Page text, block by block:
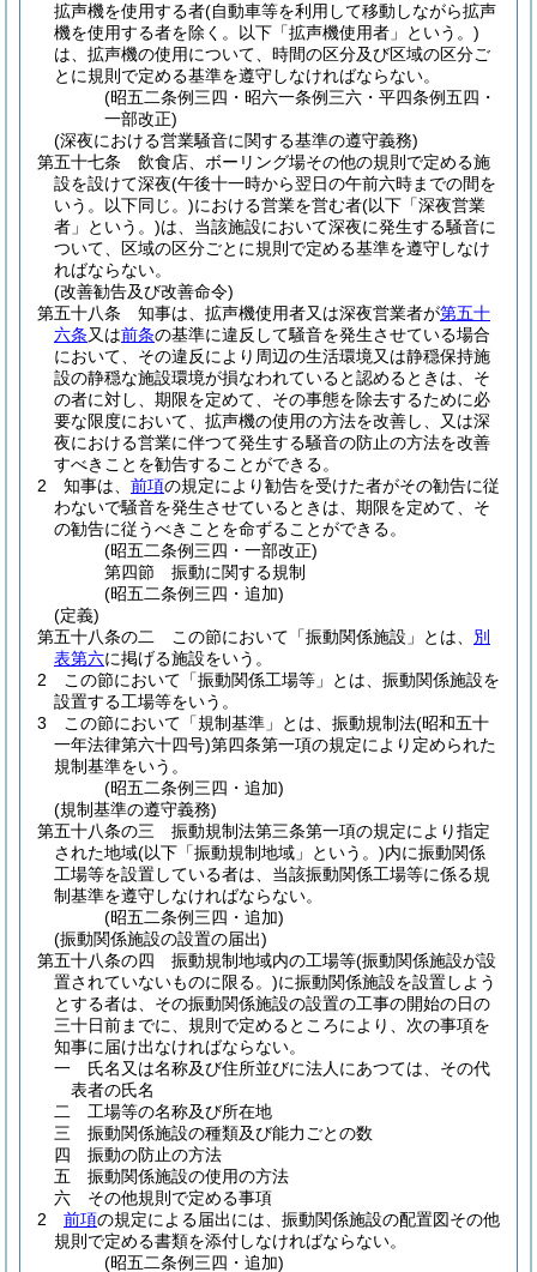
拡声機を使用する者(自動車等を利用して移動しながら拡声
機を使用する者を除く。以下「拡声機使用者」という。)
は、拡声機の使用について、時間の区分及び区域の区分ご
とに規則で定める基準を遵守しなければならない。
(昭五二条例三四・昭六一条例三六・平四条例五四・
一部改正)
(深夜における営業騒音に関する基準の遵守義務)
第五十七条
飲食店、ボーリング場その他の規則で定める施
設を設けて深夜(午後十一時から翌日の午前六時までの間を
いう。以下同じ。)における営業を営む者(以下「深夜営業
者」という。)は、当該施設において深夜に発生する騒音に
ついて、区域の区分ごとに規則で定める基準を遵守しなけ
ればならない。
(改善勧告及び改善命令)
第五十八条
知事は、拡声機使用者又は深夜営業者が第五十
六条又は前条の基準に違反して騒音を発生させている場合
において、その違反により周辺の生活環境又は静穏保持施
設の静穏な施設環境が損なわれていると認めるときは、そ
の者に対し、期限を定めて、その事態を除去するために必
要な限度において、拡声機の使用の方法を改善し、又は深
夜における営業に伴つて発生する騒音の防止の方法を改善
すべきことを勧告することができる。
2
知事は、 前項の規定により勧告を受けた者がその勧告に従
わないで騒音を発生させているときは、期限を定めて、そ
の勧告に従うべきことを命ずることができる。
(昭五二条例三四・一部改正)
第四節
振動に関する規制
(昭五二条例三四・追加)
(定義)
第五十八条の二
この節において「振動関係施設」とは、 別
表第六に掲げる施設をいう。
2
この節において「振動関係工場等」とは、振動関係施設を
設置する工場等をいう。
3
この節において「規制基準」とは、振動規制法(昭和五十
一年法律第六十四号)第四条第一項の規定により定められた
規制基準をいう。
(昭五二条例三四・追加)
(規制基準の遵守義務)
第五十八条の三
振動規制法第三条第一項の規定により指定
された地域(以下「振動規制地域」という。)内に振動関係
工場等を設置している者は、当該振動関係工場等に係る規
制基準を遵守しなければならない。
(昭五二条例三四・追加)
(振動関係施設の設置の届出)
第五十八条の四
振動規制地域内の工場等(振動関係施設が設
置されていないものに限る。)に振動関係施設を設置しよう
とする者は、その振動関係施設の設置の工事の開始の日の
三十日前までに、規則で定めるところにより、次の事項を
知事に届け出なければならない。
一
氏名又は名称及び住所並びに法人にあつては、その代
表者の氏名
二
工場等の名称及び所在地
三
振動関係施設の種類及び能力ごとの数
四
振動の防止の方法
五
振動関係施設の使用の方法
六
その他規則で定める事項
2
前項の規定による届出には、振動関係施設の配置図その他
規則で定める書類を添付しなければならない。
(昭五二条例三四・追加)